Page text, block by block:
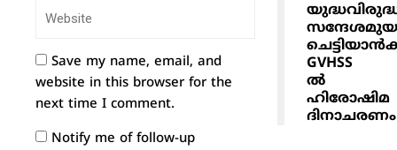
Save my name, email, and
website in this browser for the
next time I comment.
Notify me of follow-up
GVHSS
ൽ
ഹിരോഷിമ
ദിനാചരണം